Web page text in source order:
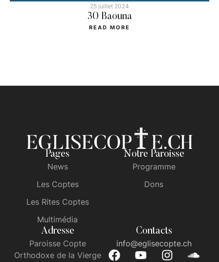
25 juillet 2024
30 Baouna
READ MORE
Pages
News
Les Coptes
Les Rites Coptes
Multimédia
Notre Paroisse
Programme
Dons
Adresse
Paroisse Copte
Orthodoxe de la Vierge
Contacts
info@eglisecopte.ch